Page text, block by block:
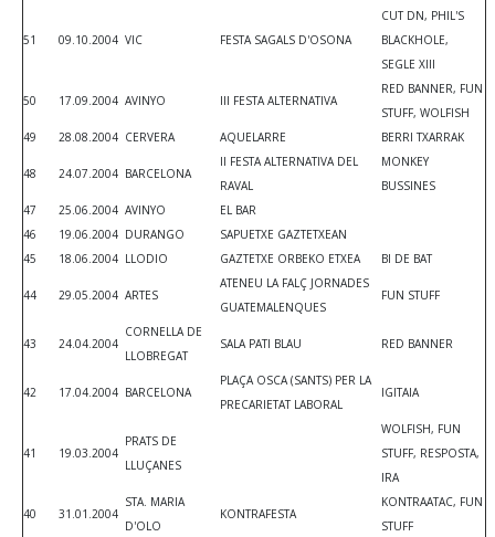
51 09.10.2004 VIC FESTA SAGALS D'OSONA
CUT DN, PHIL'S
BLACKHOLE,
SEGLE XIII
50 17.09.2004 AVINYO III FESTA ALTERNATIVA
RED BANNER, FUN
STUFF, WOLFISH
49
28.08.2004 CERVERA AQUELARRE BERRI TXARRAK
48 24.07.2004 BARCELONA
II FESTA ALTERNATIVA DEL
RAVAL
MONKEY
BUSSINES
47
25.06.2004 AVINYO
EL BAR
46
19.06.2004 DURANGO
SAPUETXE GAZTETXEAN
45
18.06.2004 LLODIO GAZTETXE ORBEKO ETXEA BI DE BAT
44 29.05.2004 ARTES
ATENEU LA FALÇ JORNADES
GUATEMALENQUES
FUN STUFF
43 24.04.2004
CORNELLA DE
LLOBREGAT
SALA PATI BLAU RED BANNER
42 17.04.2004 BARCELONA
PLAÇA OSCA (SANTS) PER LA
PRECARIETAT LABORAL
IGITAIA
41 19.03.2004
PRATS DE
LLUÇANES
WOLFISH, FUN
STUFF, RESPOSTA,
IRA
40 31.01.2004
STA. MARIA
D'OLO
KONTRAFESTA
KONTRAATAC, FUN
STUFF